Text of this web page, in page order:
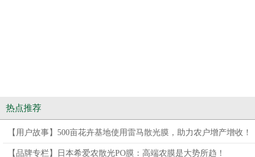
热点推荐
【用户故事】500亩花卉基地使用雷马散光膜，助力农户增产增收！
【品牌专栏】日本希爱农散光PO膜：高端农膜是大势所趋！